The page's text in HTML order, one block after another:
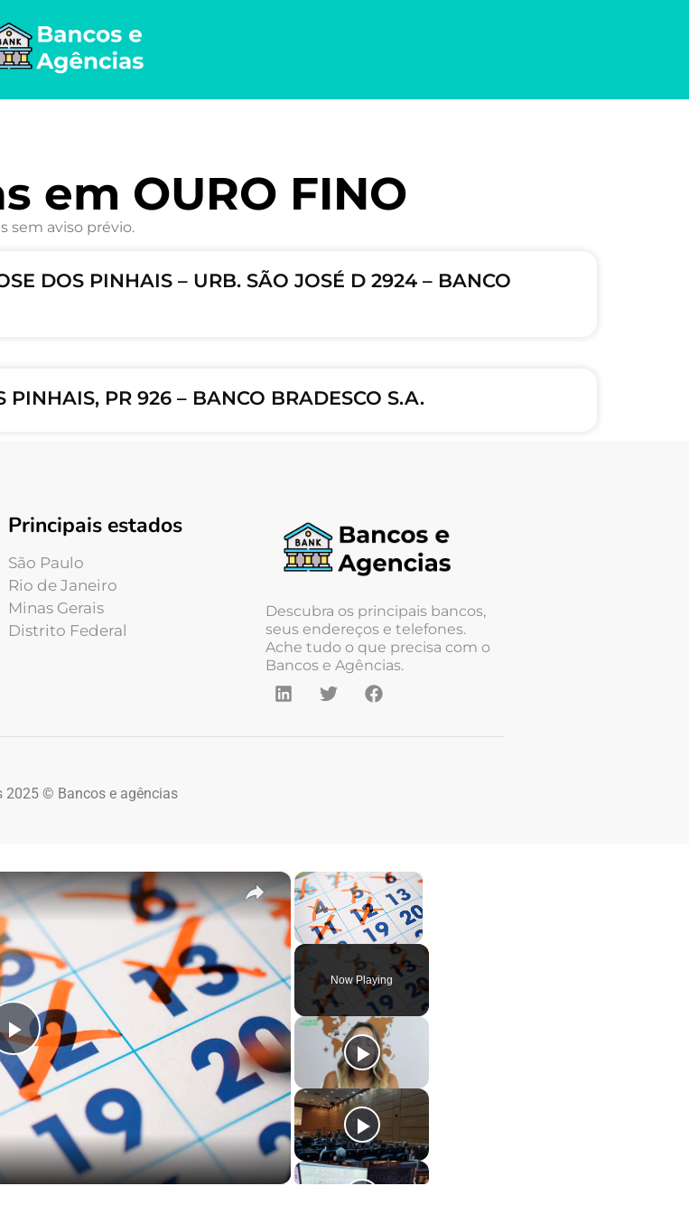
em OURO FINO
sem aviso prévio.
DOS PINHAIS – URB. SÃO JOSÉ D 2924 – BANCO
PR 926 – BANCO BRADESCO S.A.
Principais estados
São Paulo
Rio de Janeiro
Minas Gerais
Distrito Federal
Descubra os principais bancos,
seus endereços e telefones.
Ache tudo o que precisa com o
Bancos e Agências.
2025 © Bancos e agências
×
Now Playing
×
Play Video